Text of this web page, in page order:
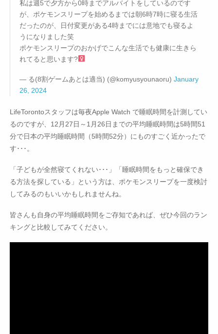
私は週5で夕方から0時までアルバイトをしているのです
が、ポケモンスリープを始めるまでは朝6時7時に寝る生活
だったのが、日付変更がある4時までには意地でも寝るよ
うになりました笑
ポケモンスリープのおかげでこんな生活でも健康に生きら
れてると思います?‍
— る(8割ゲームあとは適当) (@komyusyounaoru) January
26, 2024
LifeTorontoスタッフは毎夜Apple Watch で睡眠時間を計測してい
るのですが、12月27日～1月26日までの平均睡眠時間は5時間51
分で日本の平均睡眠時間（5時間52分）にものすごく近かったで
す･･･。
「子どもが全然寝てくれない･･･」「睡眠時間をもっと確保でき
る方法を探している」という方は、ポケモンスリープを一度検討
してみるのもいいかもしれませんね。
皆さんも自身の平均睡眠時間をご存知であれば、ぜひ今回のラン
キングと比較してみてください。